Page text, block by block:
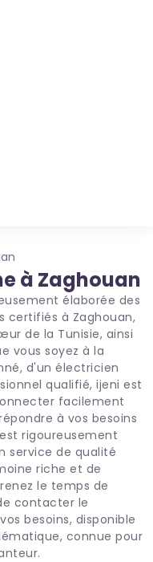
à Zaghouan
certifiés à Zaghouan,
de la Tunisie, ainsi
vous soyez à la
d'un électricien
qualifié, ijeni est
facilement
à vos besoins
rigoureusement
service de qualité
riche et de
le temps de
contacter le
besoins, disponible
connue pour